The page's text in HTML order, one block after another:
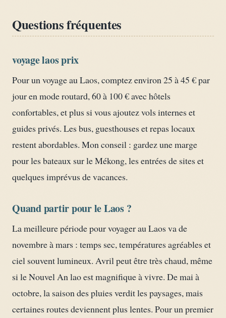
Questions fréquentes
voyage laos prix
Pour un voyage au Laos, comptez environ 25 à 45 € par
jour en mode routard, 60 à 100 € avec hôtels
confortables, et plus si vous ajoutez vols internes et
guides privés. Les bus, guesthouses et repas locaux
restent abordables. Mon conseil : gardez une marge
pour les bateaux sur le Mékong, les entrées de sites et
quelques imprévus de vacances.
Quand partir pour le Laos ?
La meilleure période pour voyager au Laos va de
novembre à mars : temps sec, températures agréables et
ciel souvent lumineux. Avril peut être très chaud, même
si le Nouvel An lao est magnifique à vivre. De mai à
octobre, la saison des pluies verdit les paysages, mais
certaines routes deviennent plus lentes. Pour un premier